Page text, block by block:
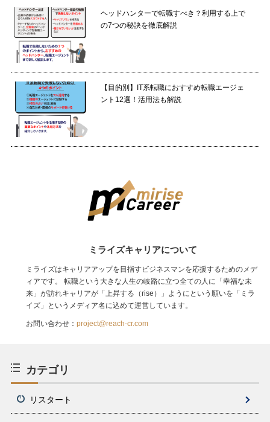
ヘッドハンターで転職すべき？利用する上で
の7つの秘訣を徹底解説
【目的別】IT系転職におすすめ転職エージェ
ント12選！活用法も解説
ミライズキャリアについて
ミライズはキャリアアップを目指すビジネスマンを応援するためのメデ
ィアです。 転職という大きな人生の岐路に立つ全ての人に「幸福な未
来」が訪れキャリアが「上昇する（rise）」ようにという願いを「ミラ
イズ」というメディア名に込めて運営しています。
お問い合わせ： project@reach-cr.com
カテゴリ
リスタート